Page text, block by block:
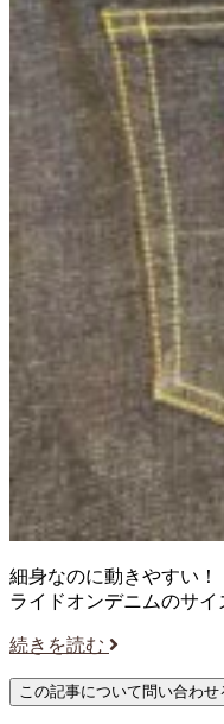
細身なのに動きやすい！
ライドオンデニムのサ
続きを読む